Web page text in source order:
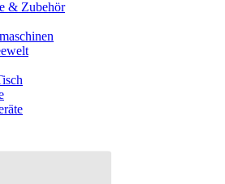
& Zubehör